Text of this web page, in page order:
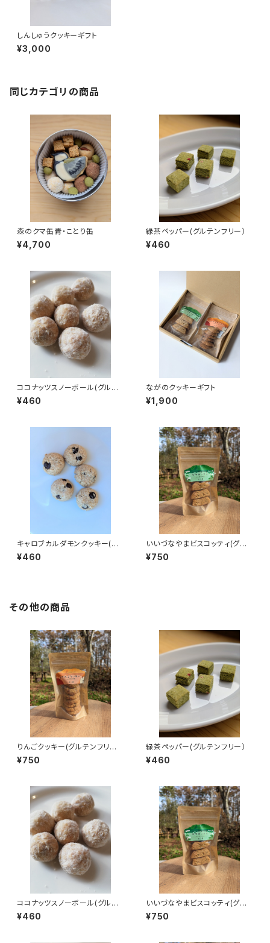
しんしゅうクッキーギフト
¥3,000
同じカテゴリの商品
森のクマ缶青・ことり缶
¥4,700
緑茶ペッパー(グルテンフリー）
¥460
ココナッツスノーボール(グルテ
ンフリー）
¥460
ながのクッキーギフト
¥1,900
キャロブカルダモンクッキー(グ
ルテンフリー）
¥460
いいづなやまビスコッティ(グル
テンフリー)7個入り
¥750
その他の商品
りんごクッキー(グルテンフリー)
7個入り
¥750
緑茶ペッパー(グルテンフリー）
¥460
ココナッツスノーボール(グルテ
ンフリー）
¥460
いいづなやまビスコッティ(グル
テンフリー)7個入り
¥750